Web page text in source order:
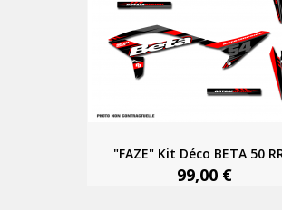
"FAZE" Kit Déco BETA 50
99,00 €